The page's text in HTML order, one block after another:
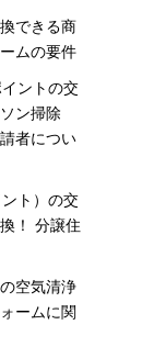
できる商
ムの要件
ントの交
ン掃除
者につい
ト）の交
！ 分譲住
空気清浄
ームに関